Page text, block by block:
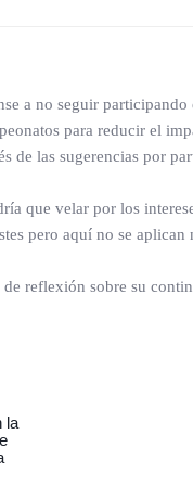
a no seguir
para reducir el
de las sugerencias por
que velar por los
pero aquí no se
reflexión sobre su
la